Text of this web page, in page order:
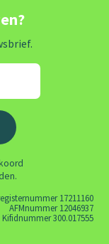
17211160
AFMnummer 12046937
Kifidnummer 300.017555